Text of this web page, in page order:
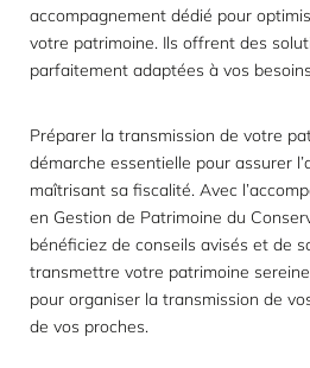
accompagnement dédié pour
votre patrimoine. Ils offrent des
parfaitement adaptées à vos
Préparer la transmission de votre
démarche essentielle pour assurer
maîtrisant sa fiscalité. Avec
en Gestion de Patrimoine du
bénéficiez de conseils avisés et de
transmettre votre patrimoine
pour organiser la transmission de
de vos proches.